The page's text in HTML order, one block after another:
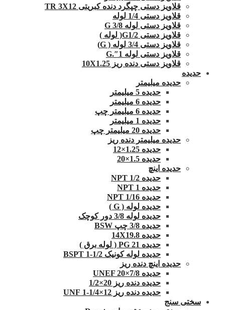
قلاویز دستی چپگرد دنده کبریتی TR 3X12
قلاویز دستی 1/4 لوله
قلاویز دستی لوله G 3/8
قلاویز دستی G1/2( لوله )
قلاویز دستی 3/4 لوله ( G)
قلاویز دستی لوله 1″.G
قلاویز دستی دنده ریز 10X1.25
حدیده
حدیده میلیمتر
حدیده 5 میلیمتر
حدیده 6 میلیمتر
حدیده 6 میلیمتر چپ
حدیده 1 میلیمتر
حدیده 20 میلیمتر چپ
حدیده میلیمتر دنده ریز
حدیده 1.25×12
حدیده 1.5×20
حدیده اینچ
حدیده 1/2 NPT
حدیده NPT 1
حدیده 1/16 NPT
حدیده لوله ( G )
حدیده لوله 3/8 دور کوچک
حدیده 3/8 چپ BSW
حدیده 14X19.8
حدیده 21 PG ( لوله برق )
حدیده لوله کونیک 1/2-1 BSPT
حدیده اینچ دنده ریز
حدیده UNEF 20×7/8
حدیده دنده ریز 20×1/2
حدیده دنده ریز 12×1/4-1 UNF
سختی سنج